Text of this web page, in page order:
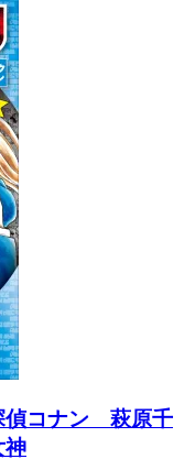
偵コナン 萩原千
神